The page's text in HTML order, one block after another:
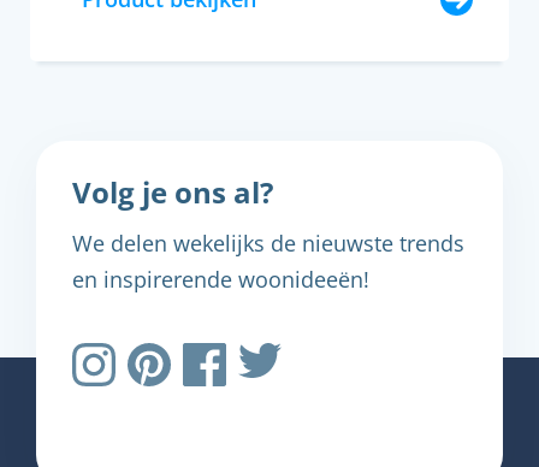
Volg je ons al?
We delen wekelijks de nieuwste trends
en inspirerende woonideeën!